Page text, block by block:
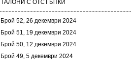
ТАЛОНИ С ОТСТЪПКИ
Брой 52, 26 декември 2024
Брой 51, 19 декември 2024
Брой 50, 12 декември 2024
Брой 49, 5 декември 2024